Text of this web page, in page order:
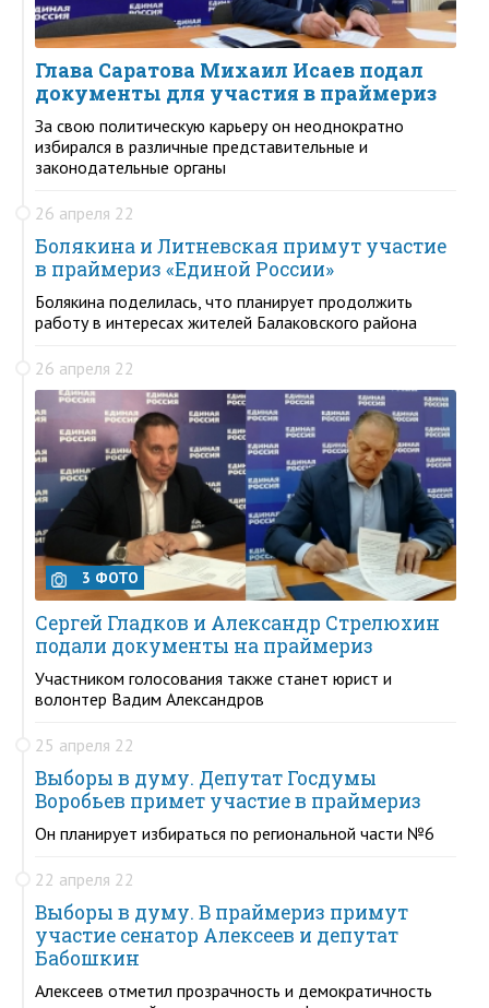
Глава Саратова Михаил Исаев подал
документы для участия в праймериз
За свою политическую карьеру он неоднократно
избирался в различные представительные и
законодательные органы
26 апреля 22
Болякина и Литневская примут участие
в праймериз «Единой России»
Болякина поделилась, что планирует продолжить
работу в интересах жителей Балаковского района
26 апреля 22
3 ФОТО
Сергей Гладков и Александр Стрелюхин
подали документы на праймериз
Участником голосования также станет юрист и
волонтер Вадим Александров
25 апреля 22
Выборы в думу. Депутат Госдумы
Воробьев примет участие в праймериз
Он планирует избираться по региональной части №6
22 апреля 22
Выборы в думу. В праймериз примут
участие сенатор Алексеев и депутат
Бабошкин
Алексеев отметил прозрачность и демократичность